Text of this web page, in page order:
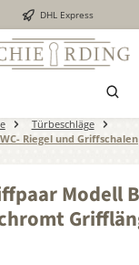
DHL Express
Türbeschläge
Riegel und Griffschalen
Modell